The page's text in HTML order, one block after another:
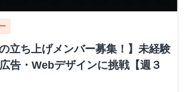
立ち上げメンバー募集！】未経験
告・Webデザインに挑戦【週３